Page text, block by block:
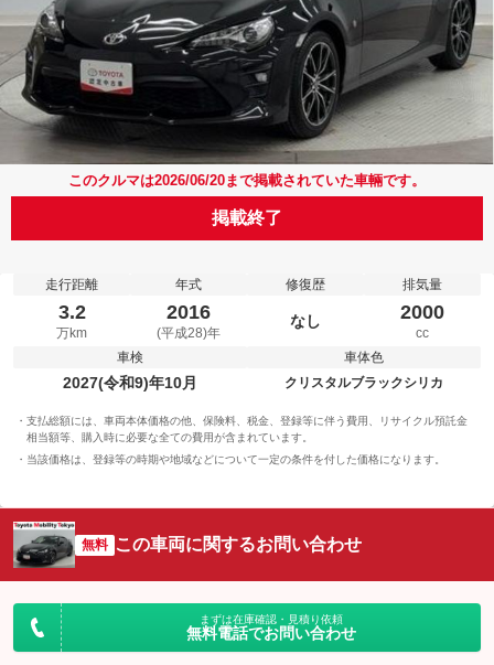
このクルマは2026/06/20まで掲載されていた車輛です。
掲載終了
走行距離
3.2
万km
年式
2016
(平成28)年
修復歴
なし
排気量
2000
cc
車検
2027(令和9)年10月
車体色
クリスタルブラックシリカ
支払総額には、車両本体価格の他、保険料、税金、登録等に伴う費用、リサイクル預託金
相当額等、購入時に必要な全ての費用が含まれています。
当該価格は、登録等の時期や地域などについて一定の条件を付した価格になります。
無料 この車両に関するお問い合わせ
まずは在庫確認・見積り依頼
無料電話でお問い合わせ